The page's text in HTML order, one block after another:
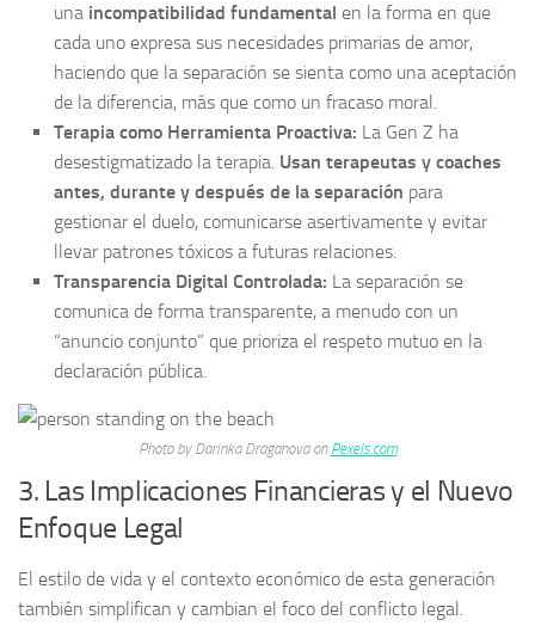
una incompatibilidad fundamental en la forma en que
cada uno expresa sus necesidades primarias de amor,
haciendo que la separación se sienta como una aceptación
de la diferencia, más que como un fracaso moral.
Terapia como Herramienta Proactiva: La Gen Z ha
desestigmatizado la terapia. Usan terapeutas y coaches
antes, durante y después de la separación para
gestionar el duelo, comunicarse asertivamente y evitar
llevar patrones tóxicos a futuras relaciones.
Transparencia Digital Controlada: La separación se
comunica de forma transparente, a menudo con un
“anuncio conjunto” que prioriza el respeto mutuo en la
declaración pública.
Photo by Darinka Draganova on Pexels.com
3. Las Implicaciones Financieras y el Nuevo
Enfoque Legal
El estilo de vida y el contexto económico de esta generación
también simplifican y cambian el foco del conflicto legal.